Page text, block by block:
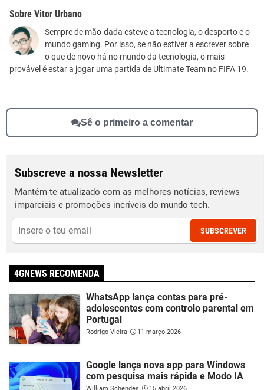
Este conteúdo contém informação incorreta
Este conteúdo não tem a informação que procuro
Outro
Vitor Urbano
Sempre de mão-dada esteve a tecnologia, o desporto e o
mundo gaming. Por isso, se não estiver a escrever sobre
o que de novo há no mundo da tecnologia, o mais
provável é estar a jogar uma partida de Ultimate Team no FIFA 19.
Sê o primeiro a comentar
Subscreve a nossa Newsletter
Mantém-te atualizado com as melhores notícias, reviews
imparciais e promoções incríveis do mundo tech.
SUBSCREVER
4GNEWS RECOMENDA
WhatsApp lança contas para pré-
adolescentes com controlo parental em
Portugal
Rodrigo Vieira 11 março 2026
Google lança nova app para Windows
com pesquisa mais rápida e Modo IA
William Schendes 15 abril 2026